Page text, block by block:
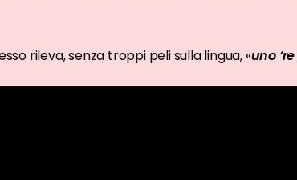
rileva, senza troppi peli sulla lingua, «uno